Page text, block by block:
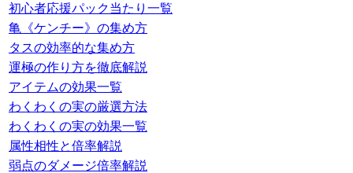
初心者応援パック当たり一覧
亀《ケンチー》の集め方
タスの効率的な集め方
運極の作り方を徹底解説
アイテムの効果一覧
わくわくの実の厳選方法
わくわくの実の効果一覧
属性相性と倍率解説
弱点のダメージ倍率解説